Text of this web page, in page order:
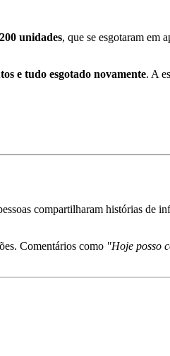
200 unidades, que se esgotaram em
e tudo esgotado novamente. A
compartilharam histórias de
Comentários como "Hoje posso